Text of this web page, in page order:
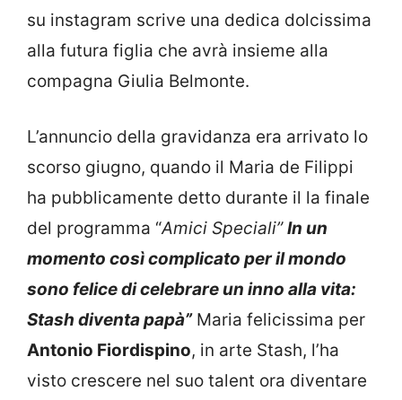
su instagram scrive una dedica dolcissima
alla futura figlia che avrà insieme alla
compagna Giulia Belmonte.
L’annuncio della gravidanza era arrivato lo
scorso giugno, quando il Maria de Filippi
ha pubblicamente detto durante il la finale
del programma “Amici Speciali”In un
momento così complicato per il mondo
sono felice di celebrare un inno alla vita:
Stash diventa papà”Maria felicissima per
Antonio Fiordispino, in arte Stash, l’ha
visto crescere nel suo talent ora diventare